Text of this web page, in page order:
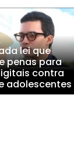
lei que
penas para
contra
adolescentes